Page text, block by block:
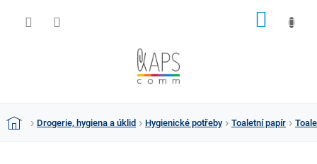
DomůDrogerie, hygiena a úklid Hygienické potřeby Toaletní papír